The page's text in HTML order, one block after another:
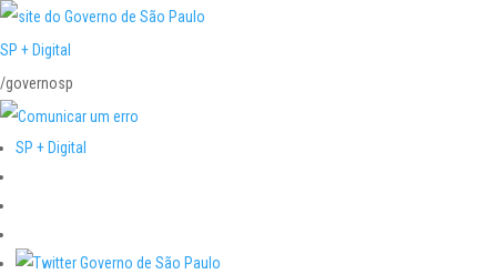
SP + Digital
/governosp
SP + Digital